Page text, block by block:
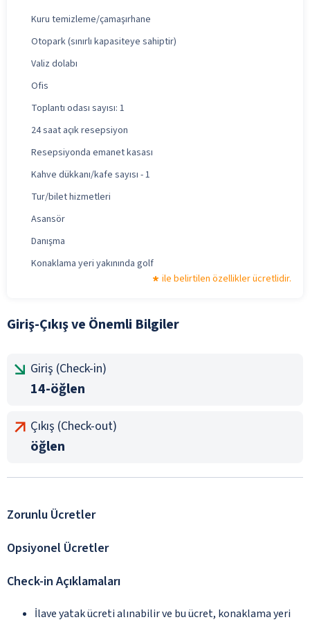
Kuru temizleme/çamaşırhane
Otopark (sınırlı kapasiteye sahiptir)
Valiz dolabı
Ofis
Toplantı odası sayısı: 1
24 saat açık resepsiyon
Resepsiyonda emanet kasası
Kahve dükkanı/kafe sayısı - 1
Tur/bilet hizmetleri
Asansör
Danışma
Konaklama yeri yakınında golf
ile belirtilen özellikler ücretlidir.
Giriş-Çıkış ve Önemli Bilgiler
Giriş (Check-in)
14-öğlen
Çıkış (Check-out)
öğlen
Zorunlu Ücretler
Opsiyonel Ücretler
Check-in Açıklamaları
İlave yatak ücreti alınabilir ve bu ücret, konaklama yeri